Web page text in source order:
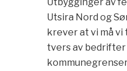
Utsira Nord og
krever at vi må vi
tvers av bedrifter